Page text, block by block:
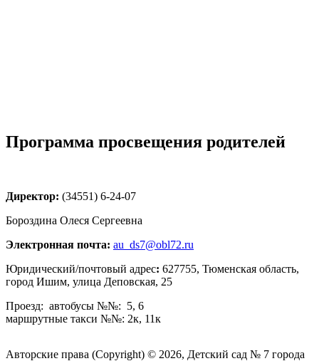
Программа просвещения родителей
Директор: (34551) 6-24-07
Бороздина Олеся Сергеевна
Электронная почта: au_ds7@obl72.ru
Юридический/почтовый адрес: 627755, Тюменская область,
город Ишим, улица Деповская, 25
Проезд: автобусы №№: 5, 6
маршрутные такси №№: 2к, 11к
Авторские права (Copyright) © 2026, Детский сад № 7 города